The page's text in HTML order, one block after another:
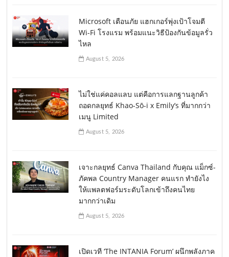
Microsoft เตือนภัย แฮกเกอร์พุ่งเป้าโจมตี
Wi-Fi โรงแรม พร้อมแนะวิธีป้องกันข้อมูลรั่ว
ไหล
August 5, 2026
ไม่ใช่แค่คอลแลบ แต่คือการแลกฐานลูกค้า
ถอดกลยุทธ์ Khao-Sō-i x Emily’s ที่มากกว่า
เมนู Limited
August 5, 2026
เจาะกลยุทธ์ Canva Thailand กับคุณ แม็กซ์-
ภัคพล Country Manager คนแรก ทำยังไง
ให้แพลตฟอร์มระดับโลกเข้าถึงคนไทย
มากกว่าเดิม
August 5, 2026
เปิดเวที ‘The INTANIA Forum’ ผนึกพลังภาค